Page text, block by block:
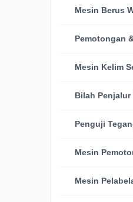
Mesin Berus
Pemotongan
Mesin Kelim
Bilah Penjalur
Penguji
Mesin
Mesin